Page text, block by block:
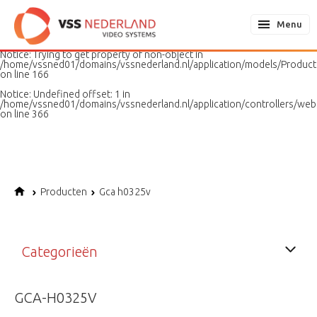
Notice: Undefined variable: page in
/home/vssned01/domains/vssnederland.nl/application/models/
on line
187
Notice: Trying to get property of non-object in
/home/vssned01/domains/vssnederland.nl/application/models/
on line 166
Notice: Undefined offset: 1 in
/home/vssned01/domains/vssnederland.nl/application/controllers/
on line 366
Menu
Producten Gca h0325v
Categorieën
GCA-H0325V